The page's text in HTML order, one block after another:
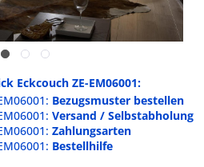
Eckcouch ZE-EM06001:
Bezugsmuster bestellen
Versand / Selbstabholung
Zahlungsarten
Bestellhilfe